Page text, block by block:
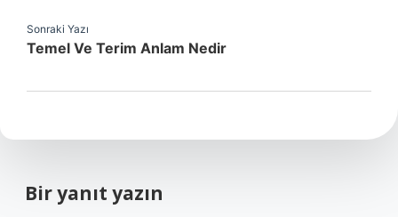
Sonraki Yazı
Temel Ve Terim Anlam Nedir
Bir yanıt yazın